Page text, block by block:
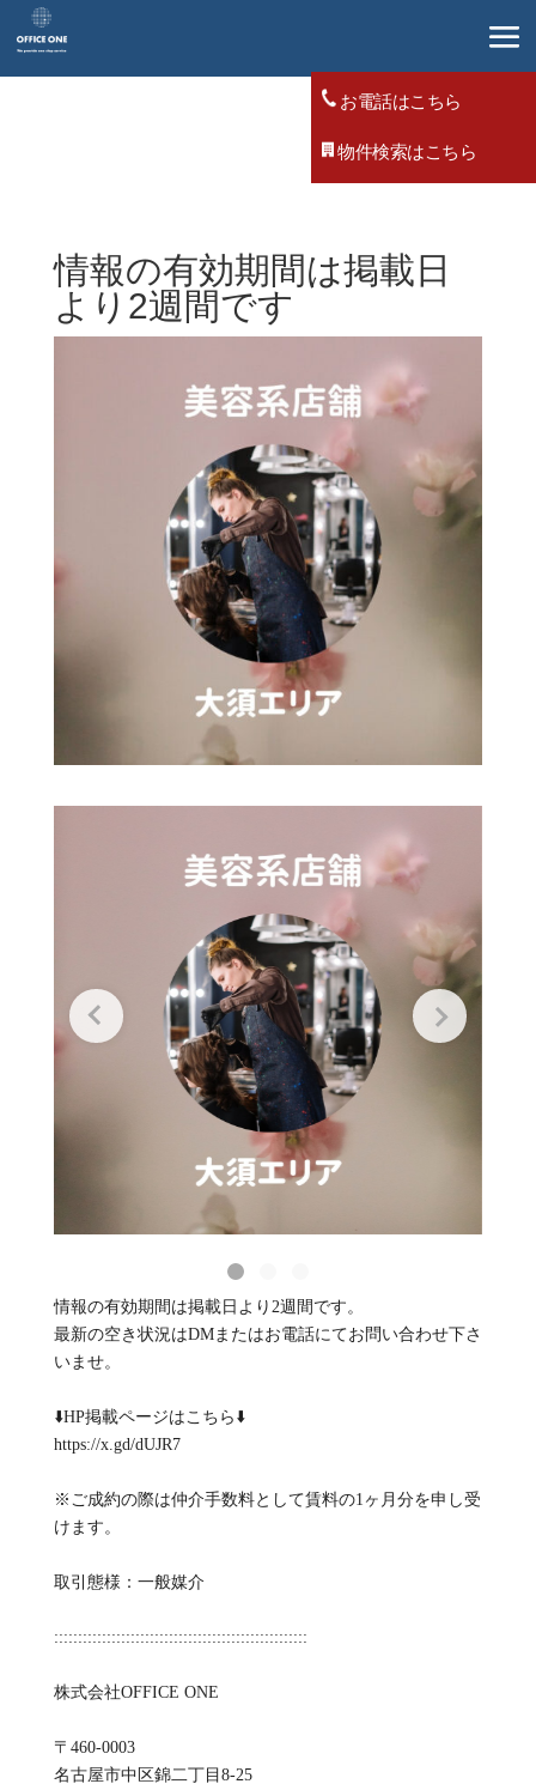
お電話はこちら
物件検索はこちら
情報の有効期間は掲載日
より2週間です
情報の有効期間は掲載日より2週間です。
最新の空き状況はDMまたはお電話にてお問い合わせ下さ
いませ。
⬇️HP掲載ページはこちら⬇️
https://x.gd/dUJR7
※ご成約の際は仲介手数料として賃料の1ヶ月分を申し受
けます。
取引態様：一般媒介
:::::::::::::::::::::::::::::::::::::::::::::::::::::
株式会社OFFICE ONE
〒460-0003
名古屋市中区錦二丁目8-25